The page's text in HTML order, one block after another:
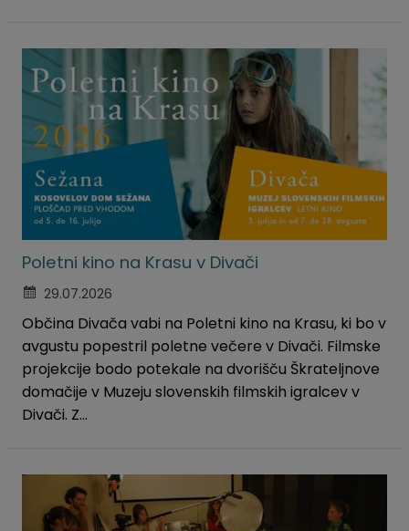
Poletni kino na Krasu v Divači
29.07.2026
Občina Divača vabi na Poletni kino na Krasu, ki bo v
avgustu popestril poletne večere v Divači. Filmske
projekcije bodo potekale na dvorišču Škrateljnove
domačije v Muzeju slovenskih filmskih igralcev v
Divači. Z...